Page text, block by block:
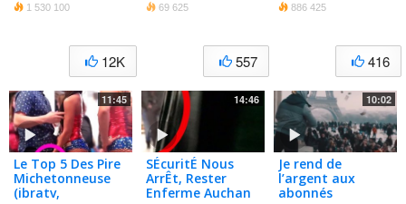
1 530 100
12K
69 625
557
886 425
416
11:45
Le Top 5 Des Pire
Michetonneuse
(ibratv,
14:46
SÉcuritÉ Nous
ArrÊt, Rester
Enferme Auchan
10:02
Je rend de
l’argent aux
abonnés